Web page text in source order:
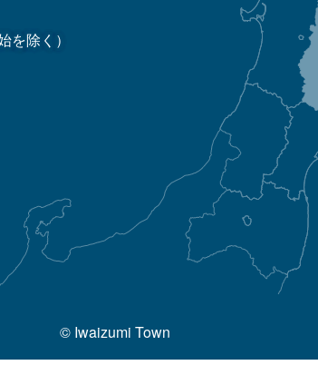
を除く）
© Iwaizumi Town